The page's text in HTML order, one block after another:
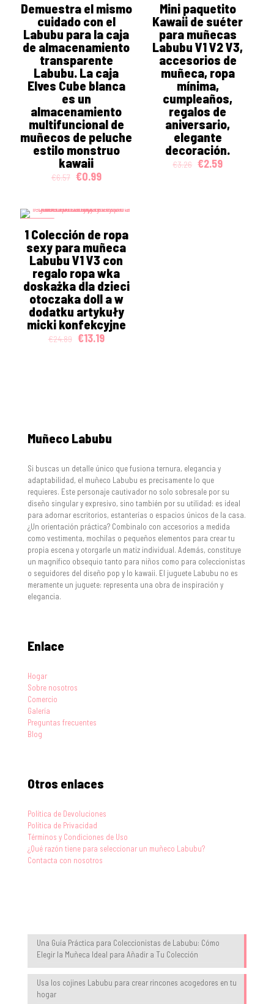
Demuestra el mismo
cuidado con el
Labubu para la caja
de almacenamiento
transparente
Labubu. La caja
Elves Cube blanca
es un
almacenamiento
multifuncional de
muñecos de peluche
estilo monstruo
kawaii
€6.57 Original
€6.57.
€0.99Current
€0.99.
Mini paquetito
Kawaii de suéter
para muñecas
Labubu V1 V2 V3,
accesorios de
muñeca, ropa
mínima,
cumpleaños,
regalos de
aniversario,
elegante
decoración.
€3.26 Original
€2.59Current
1 Colección de ropa
sexy para muñeca
Labubu V1 V3 con
regalo ropa wka
doskażka dla dzieci
otoczaka doll a w
dodatku artykuły
micki konfekcyjne
€24.89 Original
€13.19Current
Muñeco Labubu
Si buscas un detalle único que fusiona ternura, elegancia y
adaptabilidad, el muñeco Labubu es precisamente lo que
requieres. Este personaje cautivador no solo sobresale por su
diseño singular y expresivo, sino también por su utilidad: es ideal
para adornar escritorios, estanterías o espacios únicos de la casa.
¿Un orientación práctica? Combinalo con accesorios a medida
como vestimenta, mochilas o pequeños elementos para crear tu
propia escena y otorgarle un matiz individual. Además, constituye
un magnífico obsequio tanto para niños como para coleccionistas
o seguidores del diseño pop y lo kawaii. El juguete Labubu no es
meramente un juguete: representa una obra de inspiración y
elegancia.
Enlace
Hogar
Sobre nosotros
Comercio
Galería
Preguntas frecuentes
Blog
Otros enlaces
Política de Devoluciones
Política de Privacidad
Términos y Condiciones de Uso
¿Qué razón tiene para seleccionar un muñeco Labubu?
Contacta con nosotros
Una Guía Práctica para Coleccionistas de Labubu: Cómo
Elegir la Muñeca Ideal para Añadir a Tu Colección
Usa los cojines Labubu para crear rincones acogedores en tu
hogar